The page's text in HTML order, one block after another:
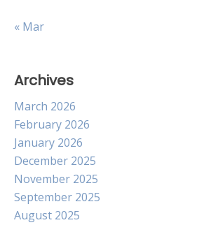
« Mar
Archives
March 2026
February 2026
January 2026
December 2025
November 2025
September 2025
August 2025